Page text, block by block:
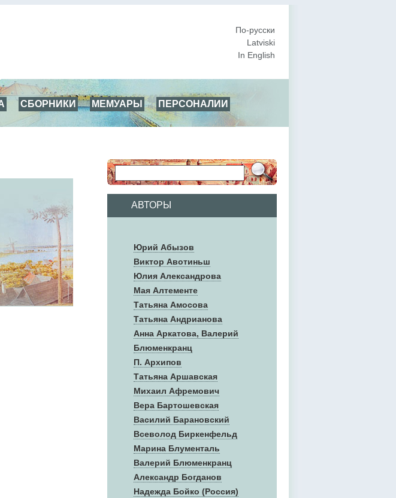
По-русски
Latviski
In English
СБОРНИКИ МЕМУАРЫ
ПЕРСОНАЛИИ
АВТОРЫ
Юрий Абызов
Виктор Авотиньш
Юлия Александрова
Мая Алтементе
Татьяна Амосова
Татьяна Андрианова
Анна Аркатова, Валерий
Блюменкранц
П. Архипов
Татьяна Аршавская
Михаил Афремович
Вера Бартошевская
Василий Барановский
Всеволод Биркенфельд
Марина Блументаль
Валерий Блюменкранц
Александр Богданов
Надежда Бойко (Россия)